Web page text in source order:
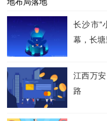
长沙市“
幕，长
江西万
路